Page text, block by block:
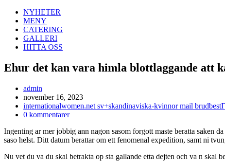
NYHETER
MENY
CATERING
GALLERI
HITTA OSS
Ehur det kan vara himla blottlaggande att
Inläggsförfattare:
admin
Inlägget
publicerat:
november 16, 2023
Inläggskategori:
internationalwomen.net sv+skandinaviska-kvinnor mail
Kommentarer
inlägget:
0 kommentarer
Ingenting ar mer jobbig ann nagon sasom forgott maste beratta saken
saso helst. Ditt datum berattar om ett fenomenal expedition, samt ni
Nu vet du va du skal betrakta op sta gallande etta dejten och va n